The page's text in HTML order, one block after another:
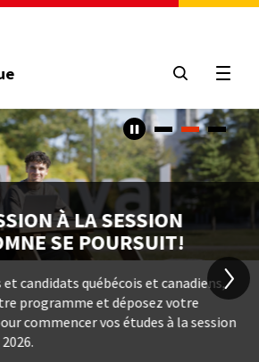
À LA SESSION
SE POURSUIT!
québécois et canadiens,
et déposez votre
vos études à la session